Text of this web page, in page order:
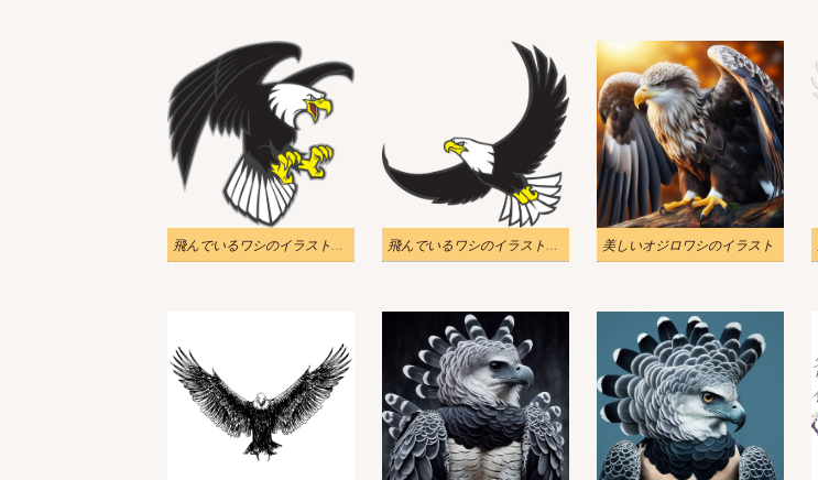
飛んでいるワシのイラスト透明 1 飛んでいるワシのイラスト透明 3 美しいオジロワシのイラスト